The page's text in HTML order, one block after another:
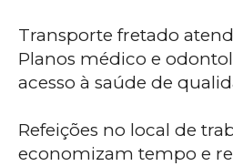
Transporte fretado
Planos médico e
acesso à saúde de
Refeições no local de
economizam tempo e